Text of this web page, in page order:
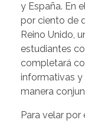
y España. En
por ciento de
Reino Unido,
estudiantes
completará
informativas
manera
Para velar